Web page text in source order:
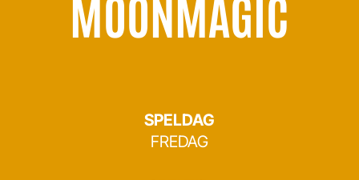
MOONMAGIC
SPELDAG
FREDAG